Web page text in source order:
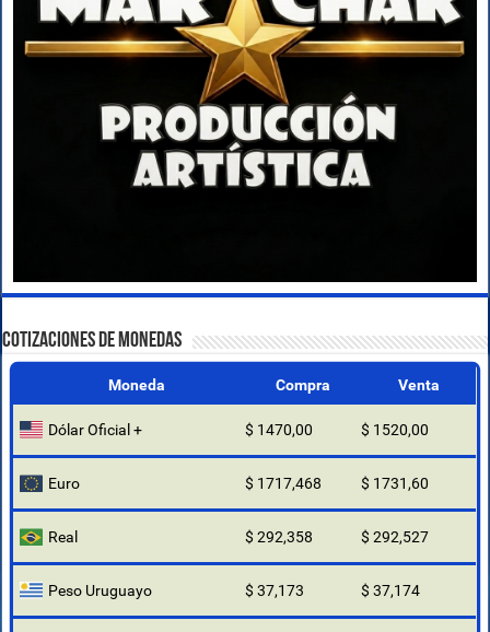
COTIZACIONES DE MONEDAS
Moneda Compra Venta
Dólar Oficial + $ 1470,00 $ 1520,00
Euro $ 1717,468 $ 1731,60
Real $ 292,358 $ 292,527
Peso Uruguayo $ 37,173 $ 37,174